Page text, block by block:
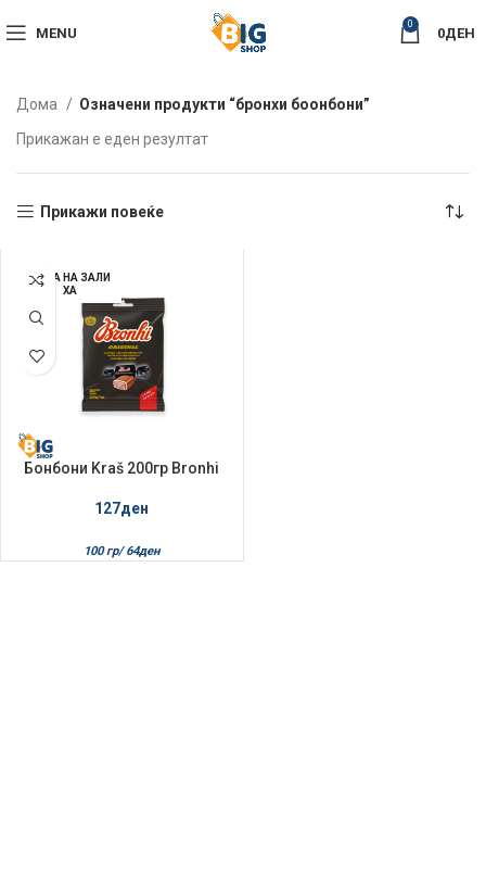
MENU
0
0ДЕН
Дома
Означени продукти “бронхи боонбони”
Прикажан е еден резултат
Прикажи повеќе
НЕМА НА ЗАЛИ
ХА
Бонбони Kraš 200гр Bronhi
127ден
100 гр/ 64ден